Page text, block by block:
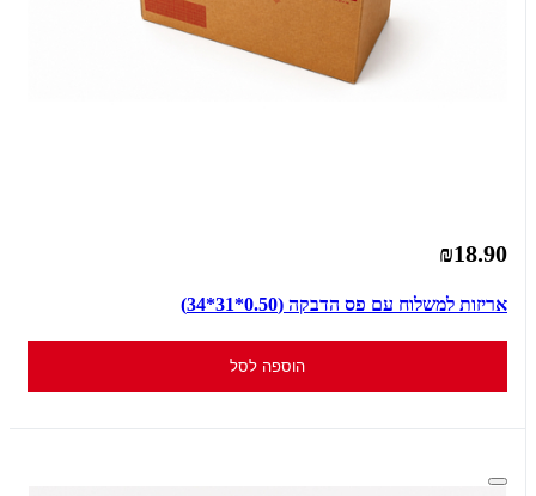
₪18.90
אריזות למשלוח עם פס הדבקה (0.50*31*34)
הוספה לסל